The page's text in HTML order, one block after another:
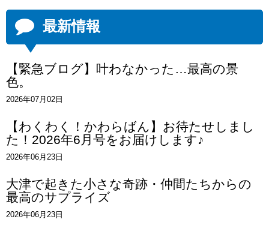
最新情報
【緊急ブログ】叶わなかった…最高の景
色。
2026年07月02日
【わくわく！かわらばん】お待たせしまし
た！2026年6月号をお届けします♪
2026年06月23日
大津で起きた小さな奇跡・仲間たちからの
最高のサプライズ
2026年06月23日